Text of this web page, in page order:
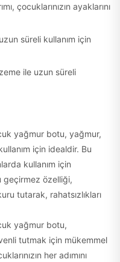
çocuklarınızın ayaklarını
süreli kullanım için
ile uzun süreli
yağmur botu, yağmur,
için idealdir. Bu
kullanım için
geçirmez özelliği,
tutarak, rahatsızlıkları
yağmur botu,
tutmak için mükemmel
her adımını